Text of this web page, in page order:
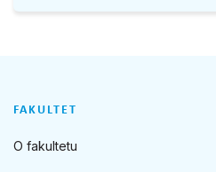
FAKULTET
O fakultetu